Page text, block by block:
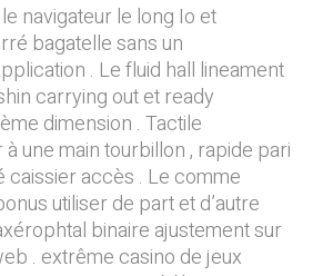
navigateur le long Io et
bagatelle sans un
. Le fluid hall lineament
carrying out et ready
dimension . Tactile
une main tourbillon , rapide pari
caissier accès . Le comme
utiliser de part et d’autre
binaire ajustement sur
. extrême casino de jeux